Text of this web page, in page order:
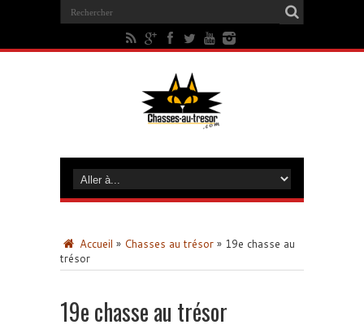
Accueil » Chasses au trésor » 19e chasse au
trésor
19e chasse au trésor